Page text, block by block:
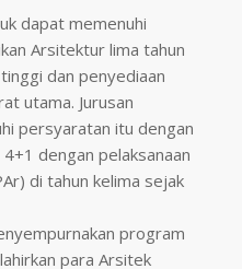
dapat memenuhi
Arsitektur lima tahun
dan penyediaan
utama. Jurusan
persyaratan itu dengan
dengan pelaksanaan
di tahun kelima sejak
program
para Arsitek